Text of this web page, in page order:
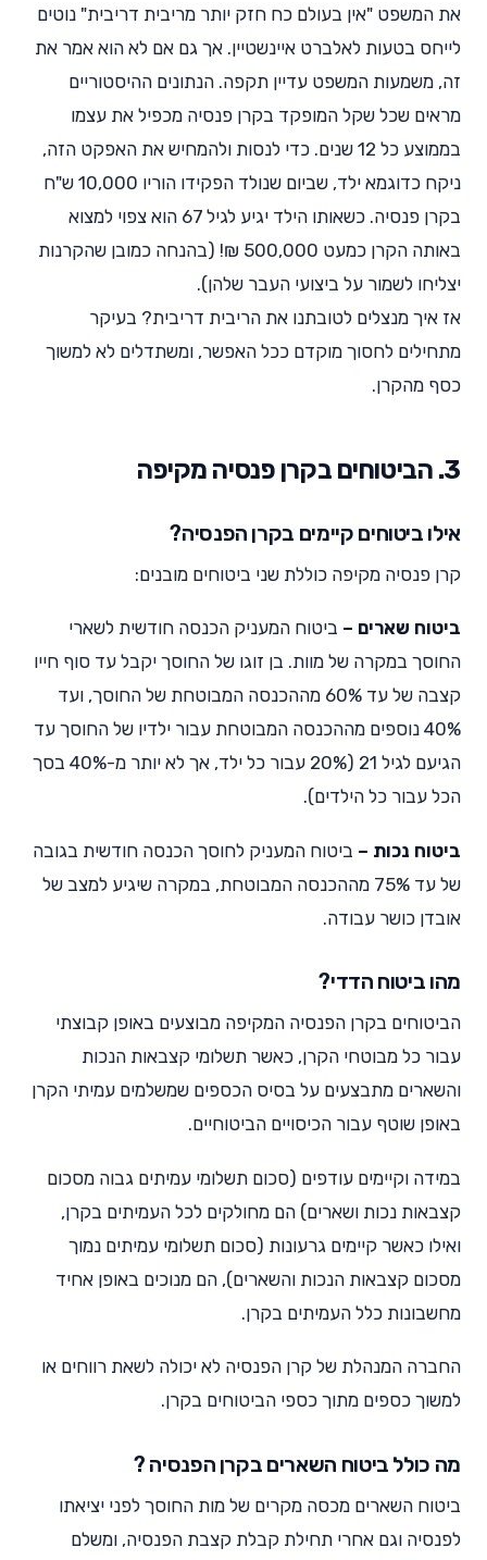
את המשפט "אין בעולם כח חזק יותר מריבית דריבית" נוטים
לייחס בטעות לאלברט איינשטיין. אך גם אם לא הוא אמר את
זה, משמעות המשפט עדיין תקפה. הנתונים ההיסטוריים
מראים שכל שקל המופקד בקרן פנסיה מכפיל את עצמו
בממוצע כל 12 שנים. כדי לנסות ולהמחיש את האפקט הזה,
ניקח כדוגמא ילד, שביום שנולד הפקידו הוריו 10,000 ש"ח
בקרן פנסיה. כשאותו הילד יגיע לגיל 67 הוא צפוי למצוא
באותה הקרן כמעט 500,000 ₪! (בהנחה כמובן שהקרנות
יצליחו לשמור על ביצועי העבר שלהן).
אז איך מנצלים לטובתנו את הריבית דריבית? בעיקר
מתחילים לחסוך מוקדם ככל האפשר, ומשתדלים לא למשוך
כסף מהקרן.
3. הביטוחים בקרן פנסיה מקיפה
אילו ביטוחים קיימים בקרן הפנסיה?
קרן פנסיה מקיפה כוללת שני ביטוחים מובנים:
ביטוח שארים – ביטוח המעניק הכנסה חודשית לשארי
החוסך במקרה של מוות. בן זוגו של החוסך יקבל עד סוף חייו
קצבה של עד 60% מההכנסה המבוטחת של החוסך, ועד
40% נוספים מההכנסה המבוטחת עבור ילדיו של החוסך עד
הגיעם לגיל 21 (20% עבור כל ילד, אך לא יותר מ-40% בסך
הכל עבור כל הילדים).
ביטוח נכות – ביטוח המעניק לחוסך הכנסה חודשית בגובה
של עד 75% מההכנסה המבוטחת, במקרה שיגיע למצב של
אובדן כושר עבודה.
מהו ביטוח הדדי?
הביטוחים בקרן הפנסיה המקיפה מבוצעים באופן קבוצתי
עבור כל מבוטחי הקרן, כאשר תשלומי קצבאות הנכות
והשארים מתבצעים על בסיס הכספים שמשלמים עמיתי הקרן
באופן שוטף עבור הכיסויים הביטוחיים.
במידה וקיימים עודפים (סכום תשלומי עמיתים גבוה מסכום
קצבאות נכות ושארים) הם מחולקים לכל העמיתים בקרן,
ואילו כאשר קיימים גרעונות (סכום תשלומי עמיתים נמוך
מסכום קצבאות הנכות והשארים), הם מנוכים באופן אחיד
מחשבונות כלל העמיתים בקרן.
החברה המנהלת של קרן הפנסיה לא יכולה לשאת רווחים או
למשוך כספים מתוך כספי הביטוחים בקרן.
מה כולל ביטוח השארים בקרן הפנסיה ?
ביטוח השארים מכסה מקרים של מות החוסך לפני יציאתו
לפנסיה וגם אחרי תחילת קבלת קצבת הפנסיה, ומשלם